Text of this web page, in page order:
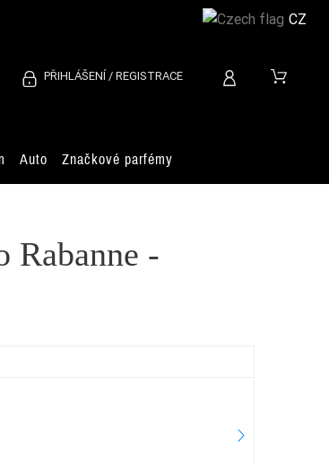
PŘIHLÁŠENÍ / REGISTRACE
Auto Značkové parfémy
Rabanne -
CZ